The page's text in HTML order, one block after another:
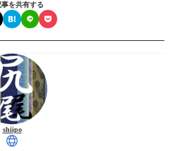
事を共有する
shiipo